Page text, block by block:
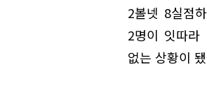
2볼넷 8실점
2명이 잇따
없는 상황이